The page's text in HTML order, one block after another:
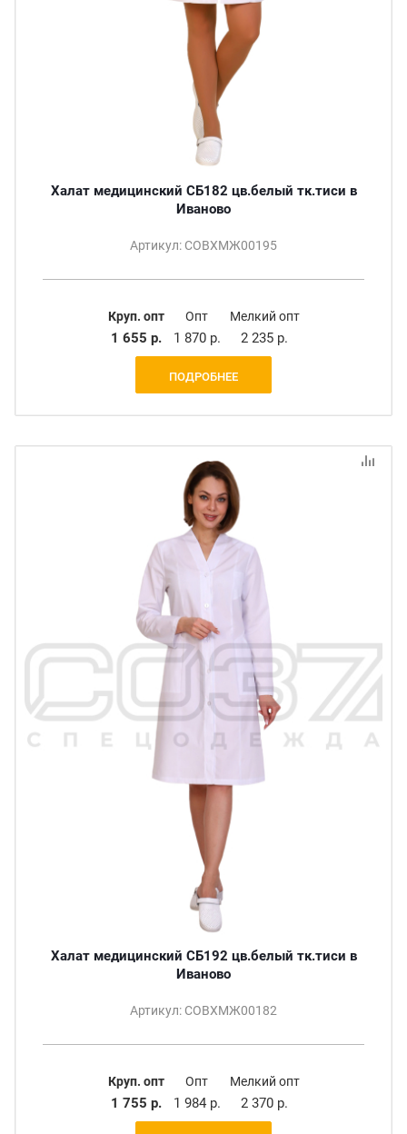
Халат медицинский СБ182 цв.белый тк.тиси в
Иваново
Артикул: СОВХМЖ00195
Круп. опт
1 655 р.
Опт
1 870 р.
Мелкий опт
2 235 р.
ПОДРОБНЕЕ
Халат медицинский СБ192 цв.белый тк.тиси в
Иваново
Артикул: СОВХМЖ00182
Круп. опт
1 755 р.
Опт
1 984 р.
Мелкий опт
2 370 р.